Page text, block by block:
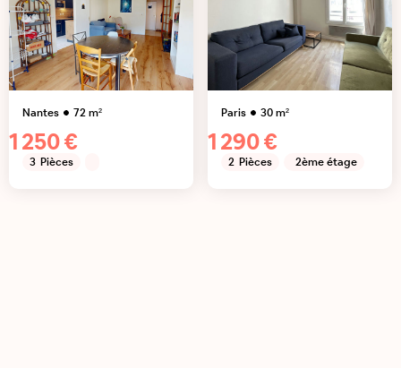
Nantes 72m²
1 250 €
3 Pièces
Paris 30m²
1 290 €
2 Pièces 2ème étage